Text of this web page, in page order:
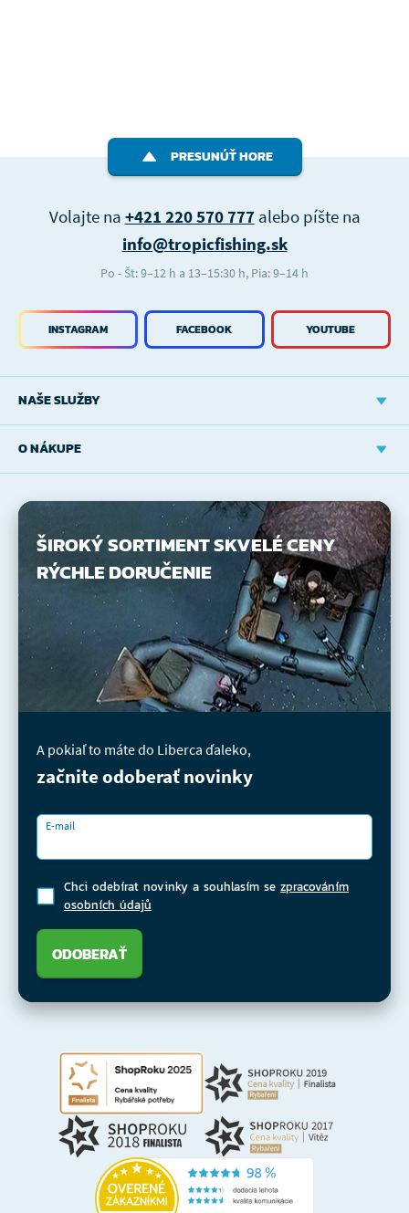
PRESUNÚŤ HORE
NAŠE SLUŽBY
O NÁKUPE
INSTAGRAM FACEBOOK YOUTUBE
Volajte na +421 220 570 777alebo píšte na
info@tropicfishing.sk
Po - Št: 9–12 h a 13–15:30 h, Pia: 9–14 h
ŠIROKÝ SORTIMENTSKVELÉ CENY
RÝCHLE DORUČENIE
A pokiaľ to máte do Liberca ďaleko,
začnite odoberať novinky
E-mail
Chci odebírat novinky a souhlasím se zpracováním
osobních údajů
ODOBERAŤ